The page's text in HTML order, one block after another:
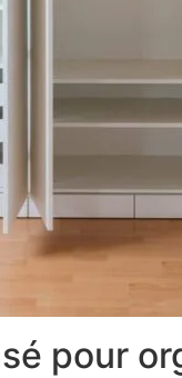
pour